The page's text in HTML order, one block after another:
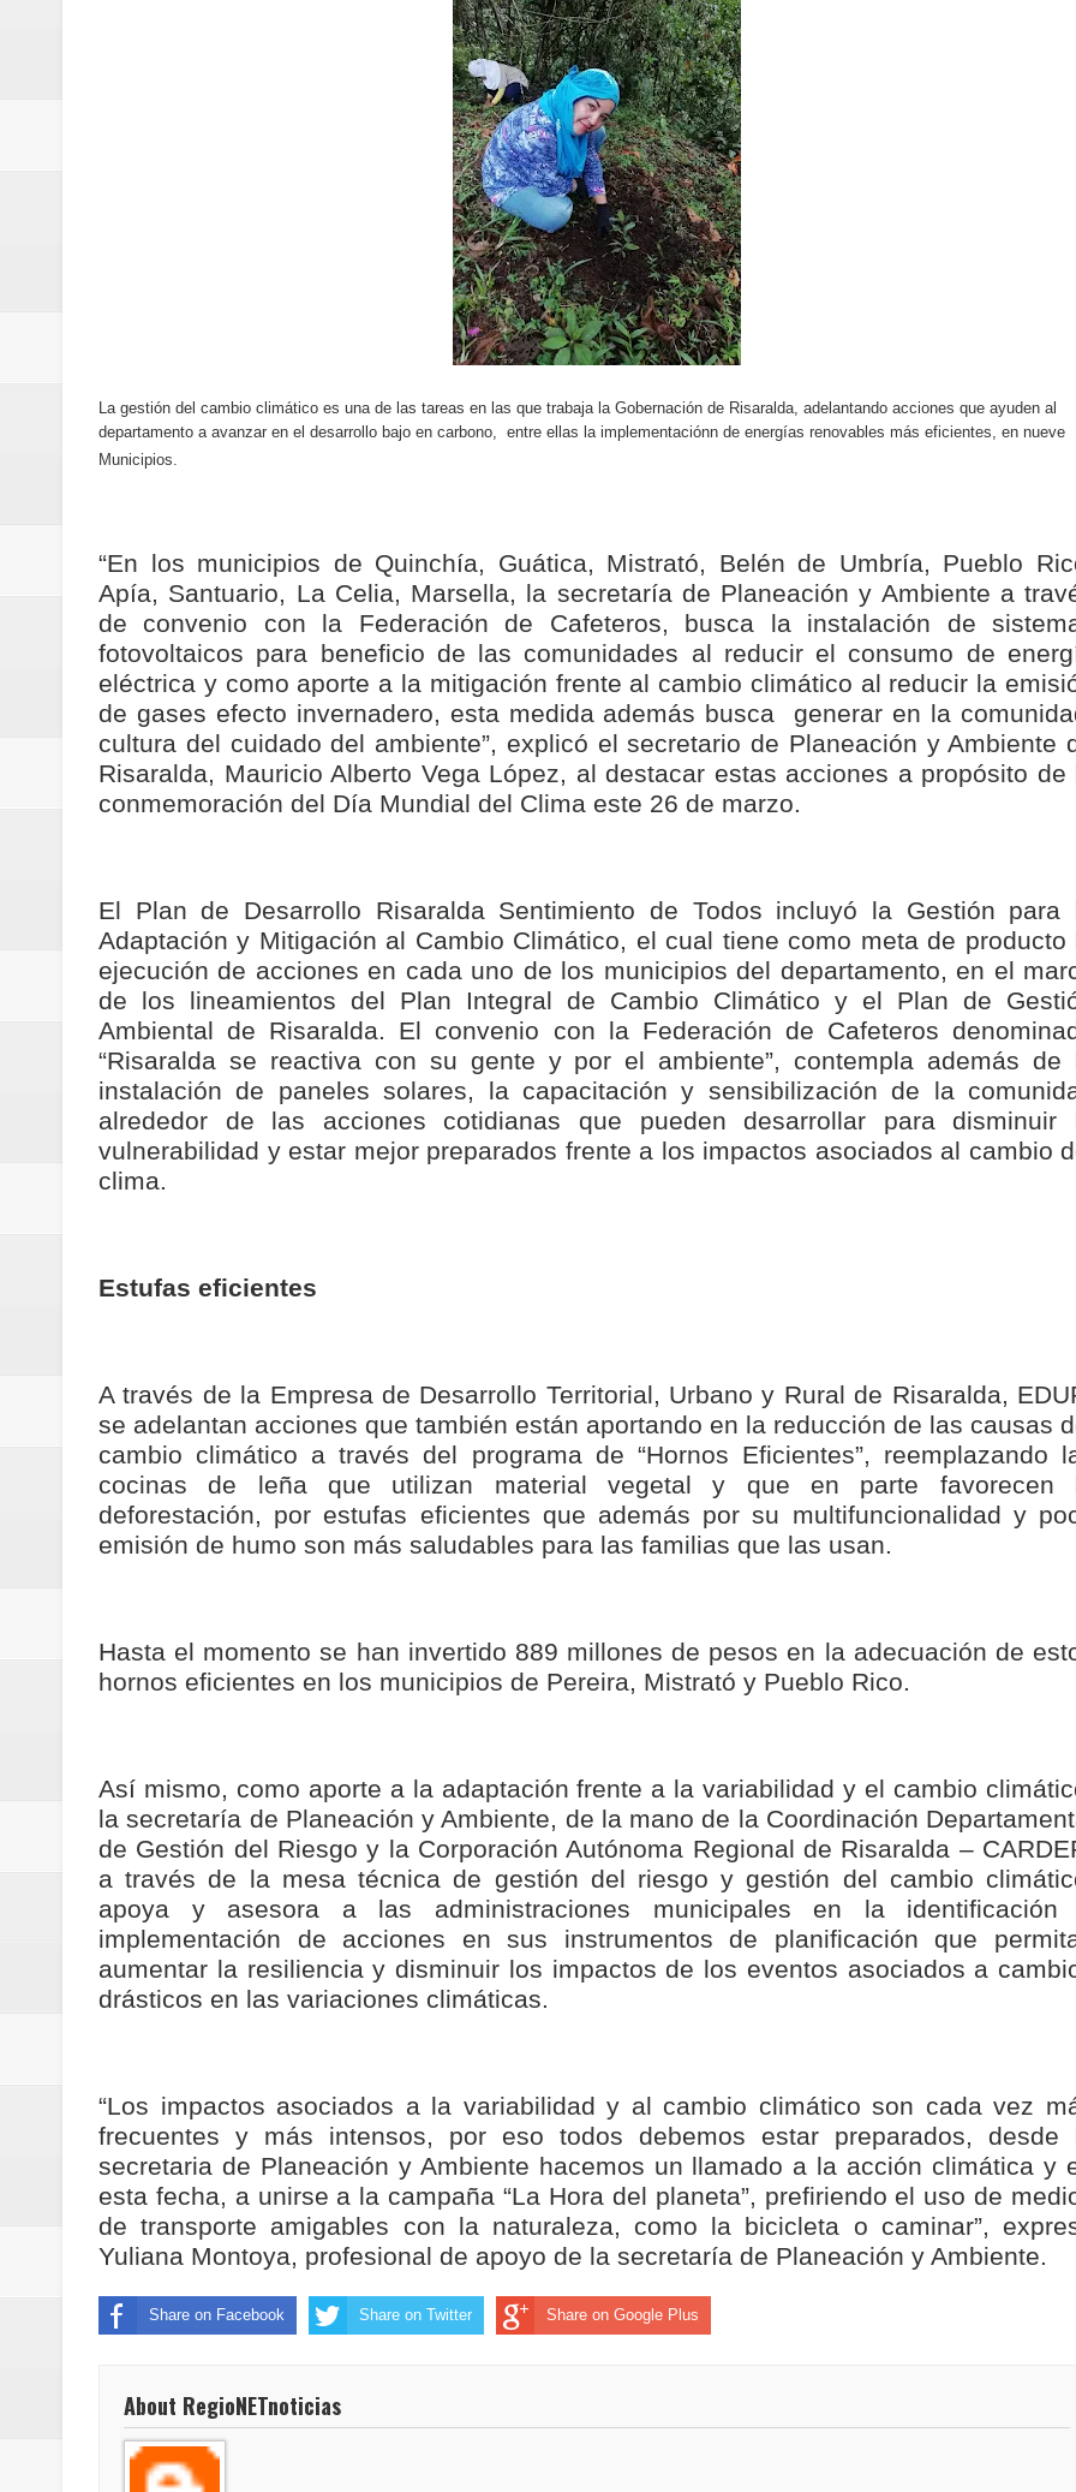
Regionetnoticias / La Alcaldía de Pereira continúa renovando espacios comunitarios que llevaban
Regionetnoticias / Agua potable transforma la vida de 68 estudiantes rurales en Filadelfia gracias
Regionetnoticias / Población vulnerable en Tuluá tendrá comedor comunitario gracias al
Regionetnoticias / Villarrica avanza hacia una ruta definitiva de reasentamiento
Regionetnoticias / Alcaldía de Cartagena avanza en trabajos contra las inundaciones con
Regionetnoticias / Estas son las millonarias inversiones del Gobierno Matiz en el municipio de
Regionetnoticias / Gobernación de Caldas hace seguimiento al avance de la construcción de 400
ecoeficientes en Marquetalia
Regionetnoticias / Despliegue de seguridad sin precedentes: El Valle y la nación refuerzan
terrestre para la posesión presidencial
ReGioNetNoticias / RISARALDA / Risaralda fortalece la preparación de sus municipios frente al
ReGionetNoticias / DOSQUEBRADAS / Dosquebradas fortalece la respuesta frente a tres Alertas
acciones que impactan a más de 20.000 personas
ReGioNetNoticias- MEDELLIN / En Medellín fue inmovilizado un bus que estaba siendo lavado
excedió límites de emisión de gases contaminantes
ReGioNetNoticias / Altas temperaturas ponen en máxima alerta al Tolima
seguridad para la posesión presidencial
Regionetnoticias / En solo dos años y siete meses, la Fábrica de Licores del Tolima alcanzó el 94
transferencias prevista para los 4 años de gobierno
La gestión del cambio climático es una de las tareas en las que trabaja la Gobernación de Risaralda, adelantando acciones que ayuden al
departamento a avanzar en el desarrollo bajo en carbono, entre ellas la implementaciónn de energías renovables más eficientes, en nueve
Municipios.
“En los municipios de Quinchía, Guática, Mistrató, Belén de Umbría, Pueblo
Apía, Santuario, La Celia, Marsella, la secretaría de Planeación y Ambiente a
de convenio con la Federación de Cafeteros, busca la instalación de
fotovoltaicos para beneficio de las comunidades al reducir el consumo de
eléctrica y como aporte a la mitigación frente al cambio climático al reducir la
de gases efecto invernadero, esta medida además busca generar en la
cultura del cuidado del ambiente”, explicó el secretario de Planeación y Ambiente
Risaralda, Mauricio Alberto Vega López, al destacar estas acciones a propósito de
conmemoración del Día Mundial del Clima este 26 de marzo.
El Plan de Desarrollo Risaralda Sentimiento de Todos incluyó la Gestión para
Adaptación y Mitigación al Cambio Climático, el cual tiene como meta de producto
ejecución de acciones en cada uno de los municipios del departamento, en el
de los lineamientos del Plan Integral de Cambio Climático y el Plan de
Ambiental de Risaralda. El convenio con la Federación de Cafeteros
“Risaralda se reactiva con su gente y por el ambiente”, contempla además de
instalación de paneles solares, la capacitación y sensibilización de la
alrededor de las acciones cotidianas que pueden desarrollar para disminuir
vulnerabilidad y estar mejor preparados frente a los impactos asociados al cambio
clima.
Estufas eficientes
A través de la Empresa de Desarrollo Territorial, Urbano y Rural de Risaralda,
se adelantan acciones que también están aportando en la reducción de las causas
cambio climático a través del programa de “Hornos Eficientes”, reemplazando
cocinas de leña que utilizan material vegetal y que en parte favorecen
deforestación, por estufas eficientes que además por su multifuncionalidad y
emisión de humo son más saludables para las familias que las usan.
Hasta el momento se han invertido 889 millones de pesos en la adecuación de
hornos eficientes en los municipios de Pereira, Mistrató y Pueblo Rico.
Así mismo, como aporte a la adaptación frente a la variabilidad y el cambio
la secretaría de Planeación y Ambiente, de la mano de la Coordinación
de Gestión del Riesgo y la Corporación Autónoma Regional de Risaralda –
a través de la mesa técnica de gestión del riesgo y gestión del cambio
apoya y asesora a las administraciones municipales en la identificación
implementación de acciones en sus instrumentos de planificación que
aumentar la resiliencia y disminuir los impactos de los eventos asociados a
drásticos en las variaciones climáticas.
“Los impactos asociados a la variabilidad y al cambio climático son cada vez
frecuentes y más intensos, por eso todos debemos estar preparados, desde
secretaria de Planeación y Ambiente hacemos un llamado a la acción climática y
esta fecha, a unirse a la campaña “La Hora del planeta”, prefiriendo el uso de
de transporte amigables con la naturaleza, como la bicicleta o caminar”,
Yuliana Montoya, profesional de apoyo de la secretaría de Planeación y Ambiente.
Share on Facebook Share on Twitter Share on Google Plus
About RegioNETnoticias